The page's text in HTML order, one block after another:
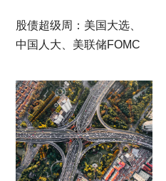
股债超级周：美国大选、
中国人大、美联储FOMC